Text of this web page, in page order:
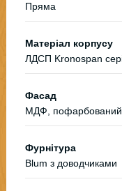
Пряма
Матеріал корпусу
ЛДСП Kronospan
Фасад
МДФ, пофарбований
Фурнітура
Blum з доводчиками